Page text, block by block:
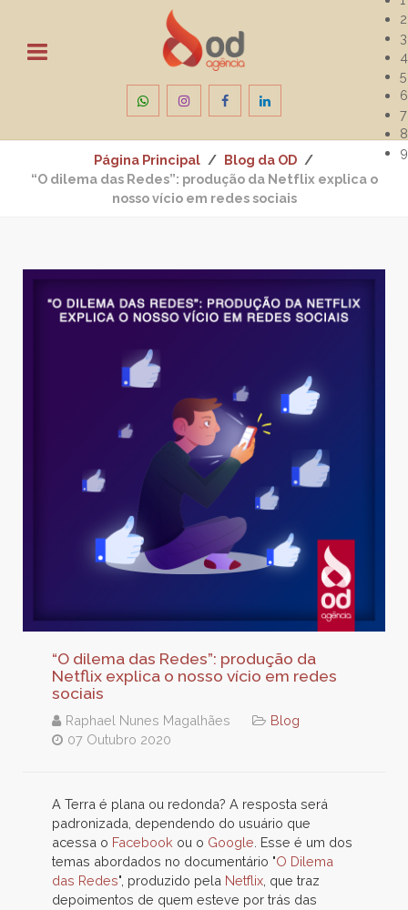
Página Principal
Blog da OD
“O dilema das Redes”: produção da Netflix explica o
nosso vício em redes sociais
“O dilema das Redes”: produção da
Netflix explica o nosso vício em redes
sociais
Raphael Nunes Magalhães
Blog
07 Outubro 2020
A Terra é plana ou redonda? A resposta será
padronizada, dependendo do usuário que
acessa o Facebook ou o Google . Esse é um dos
temas abordados no documentário "O Dilema
das Redes", produzido pela Netflix , que traz
depoimentos de quem esteve por trás das
2
3
4
5
6
7
8
9